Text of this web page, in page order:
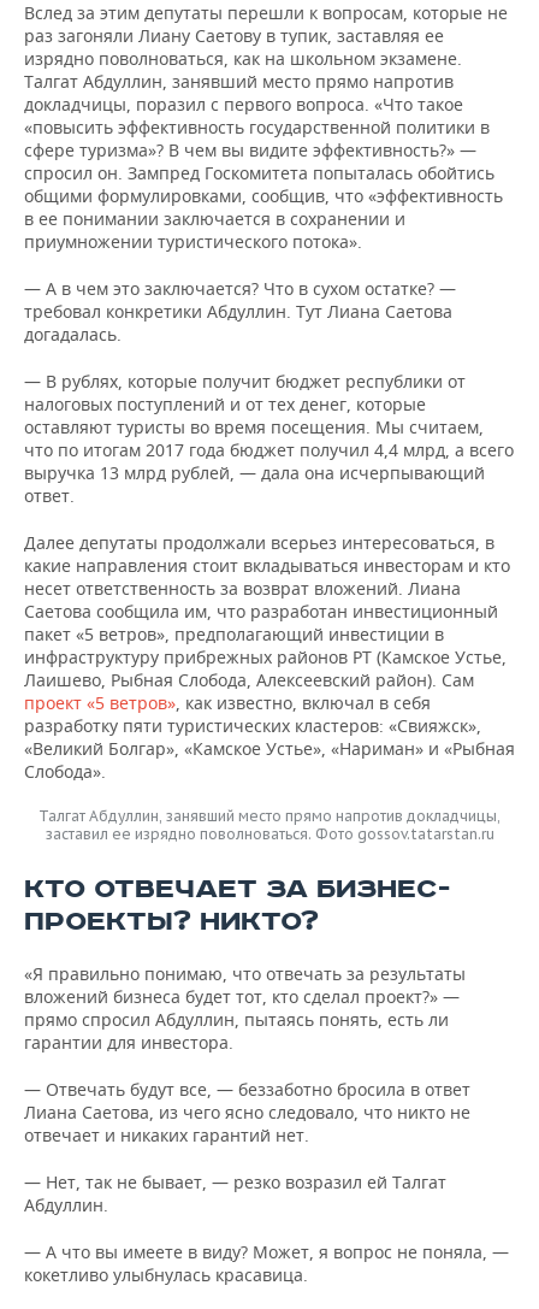
Вслед за этим депутаты перешли к вопросам, которые не
раз загоняли Лиану Саетову в тупик, заставляя ее
изрядно поволноваться, как на школьном экзамене.
Талгат Абдуллин, занявший место прямо напротив
докладчицы, поразил с первого вопроса. «Что такое
«повысить эффективность государственной политики в
сфере туризма»? В чем вы видите эффективность?» —
спросил он. Зампред Госкомитета попыталась обойтись
общими формулировками, сообщив, что «эффективность
в ее понимании заключается в сохранении и
приумножении туристического потока».
— А в чем это заключается? Что в сухом остатке? —
требовал конкретики Абдуллин. Тут Лиана Саетова
догадалась.
— В рублях, которые получит бюджет республики от
налоговых поступлений и от тех денег, которые
оставляют туристы во время посещения. Мы считаем,
что по итогам 2017 года бюджет получил 4,4 млрд, а всего
выручка 13 млрд рублей, — дала она исчерпывающий
ответ.
Далее депутаты продолжали всерьез интересоваться, в
какие направления стоит вкладываться инвесторам и кто
несет ответственность за возврат вложений. Лиана
Саетова сообщила им, что разработан инвестиционный
пакет «5 ветров», предполагающий инвестиции в
инфраструктуру прибрежных районов РТ (Камское Устье,
Лаишево, Рыбная Слобода, Алексеевский район). Сам
проект «5 ветров», как известно, включал в себя
разработку пяти туристических кластеров: «Свияжск»,
«Великий Болгар», «Камское Устье», «Нариман» и «Рыбная
Слобода».
Талгат Абдуллин, занявший место прямо напротив докладчицы,
заставил ее изрядно поволноваться. Фото gossov.tatarstan.ru
КТО ОТВЕЧАЕТ ЗА БИЗНЕС-
ПРОЕКТЫ? НИКТО?
«Я правильно понимаю, что отвечать за результаты
вложений бизнеса будет тот, кто сделал проект?» —
прямо спросил Абдуллин, пытаясь понять, есть ли
гарантии для инвестора.
— Отвечать будут все, — беззаботно бросила в ответ
Лиана Саетова, из чего ясно следовало, что никто не
отвечает и никаких гарантий нет.
— Нет, так не бывает, — резко возразил ей Талгат
Абдуллин.
— А что вы имеете в виду? Может, я вопрос не поняла, —
кокетливо улыбнулась красавица.